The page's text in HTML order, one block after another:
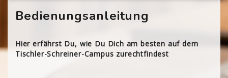
Bedienungsanleitung
Hier erfährst Du, wie Du Dich am besten auf dem
Tischler-Schreiner-Campus zurechtfindest